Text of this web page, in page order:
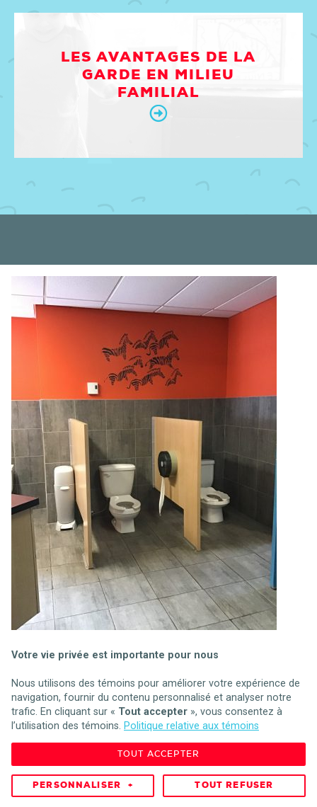
LES AVANTAGES DE LA
GARDE EN MILIEU
FAMILIAL
Centre de la petite enfance Mini-Monde
Tél. :
418-544-8380
Téléc. :418-544-4031
cpe@mini-monde.com
701 5e rue
La Baie(QC)G7B 1Y7
Bureau Coordonnateur
Tél. :418-697-1717
Téléc. : 418-697-1716
bc@mini-monde.com
La Baie(QC)G7B 1Y7
© 2026 - Mini-Monde -Mes préférences cookies
Réalisation :
Nubee
Votre vie privée est importante pour nous
Nous utilisons des témoins pour améliorer votre expérience de
navigation, fournir du contenu personnalisé et analyser notre
trafic. En cliquant sur « Tout accepter », vous consentez à
l’utilisation des témoins. Politique relative aux témoins
PERSONNALISER + TOUT REFUSER
TOUT ACCEPTER